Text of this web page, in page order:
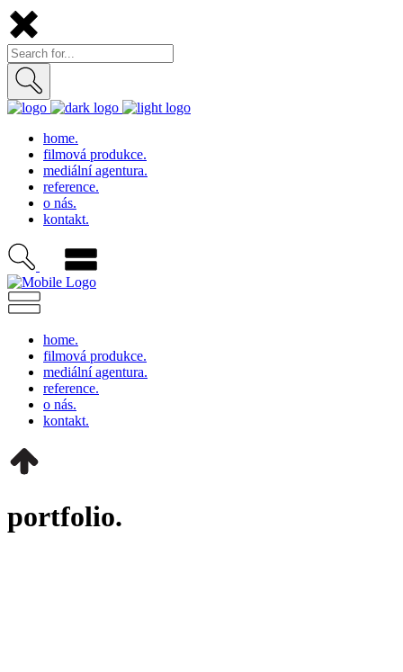
home.
filmová produkce.
mediální agentura.
reference.
o nás.
kontakt.
home.
filmová produkce.
mediální agentura.
reference.
o nás.
kontakt.
portfolio.